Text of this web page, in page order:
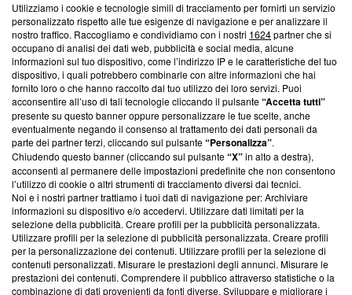
Questa sezione offre informazioni trasparenti su Blasting
News, sui nostri processi editoriali e su come ci impegniamo a
creare news di qualità. Inoltre, afferma la nostra aderenza a
‘Trust Project - News with Integrity’Blasting News non è
ancora membro del programma, ma ha richiesto di farne
parte; Trust Project non ha ancora effettuato una verifica di
conformità agli standard.
Su di noi
Team editoriale
Corporate
Redazione
Informativa Privacy
Cookie Policy
Utilizziamo i cookie e tecnologie simili di tracciamento per fornirti un servizio
personalizzato rispetto alle tue esigenze di navigazione e per analizzare il
nostro traffico. Raccogliamo e condividiamo con i nostri 1624partner che si
occupano di analisi dei dati web, pubblicità e social media, alcune
informazioni sul tuo dispositivo, come l’indirizzo IP e le caratteristiche del tuo
dispositivo, i quali potrebbero combinarle con altre informazioni che hai
fornito loro o che hanno raccolto dal tuo utilizzo dei loro servizi. Puoi
acconsentire all’uso di tali tecnologie cliccando il pulsante“Accetta tutti”
presente su questo banner oppure personalizzare le tue scelte, anche
eventualmente negando il consenso al trattamento dei dati personali da
parte dei partner terzi, cliccando sul pulsante“Personalizza”.
Chiudendo questo banner (cliccando sul pulsante“X”in alto a destra),
acconsenti al permanere delle impostazioni predefinite che non consentono
l’utilizzo di cookie o altri strumenti di tracciamento diversi dai tecnici.
Noi e i nostri partner trattiamo i tuoi dati di navigazione per: Archiviare
informazioni su dispositivo e/o accedervi. Utilizzare dati limitati per la
selezione della pubblicità. Creare profili per la pubblicità personalizzata.
Utilizzare profili per la selezione di pubblicità personalizzata. Creare profili
per la personalizzazione dei contenuti. Utilizzare profili per la selezione di
contenuti personalizzati. Misurare le prestazioni degli annunci. Misurare le
prestazioni dei contenuti. Comprendere il pubblico attraverso statistiche o la
combinazione di dati provenienti da fonti diverse. Sviluppare e migliorare i